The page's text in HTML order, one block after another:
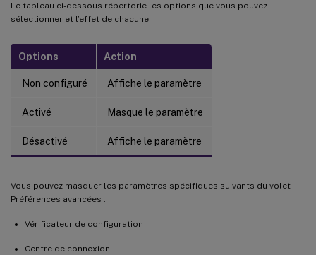
Le tableau ci-dessous répertorie les options que vous pouvez
sélectionner et l’effet de chacune :
Options Action
Non configuré Affiche le paramètre
Activé Masque le paramètre
Désactivé Affiche le paramètre
Vous pouvez masquer les paramètres spécifiques suivants du volet
Préférences avancées :
Vérificateur de configuration
Centre de connexion